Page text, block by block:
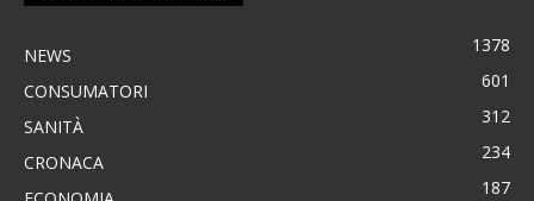
NEWS 1378
CONSUMATORI 601
SANITÀ 312
CRONACA 234
187